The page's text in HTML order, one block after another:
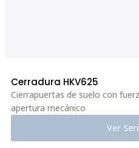
Cerradura HKV625
Cierrapuertas de suelo con
apertura mecánico
Ver